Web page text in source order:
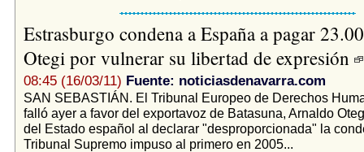
Estrasburgo condena a España a pagar
Otegi por vulnerar su libertad de expresión
08:45 (16/03/11) Fuente: noticiasdenavarra.com
SAN SEBASTIÁN. El Tribunal Europeo de Derechos
falló ayer a favor del exportavoz de Batasuna, Arnaldo
del Estado español al declarar "desproporcionada" la
Tribunal Supremo impuso al primero en 2005...